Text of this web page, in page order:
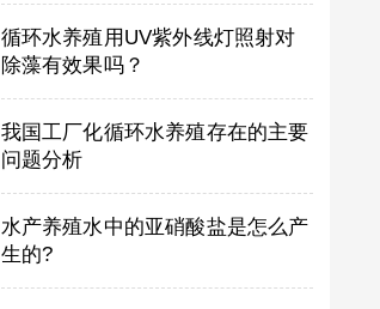
循环水养殖用UV紫外线灯照射对
除藻有效果吗？
我国工厂化循环水养殖存在的主要
问题分析
水产养殖水中的亚硝酸盐是怎么产
生的?